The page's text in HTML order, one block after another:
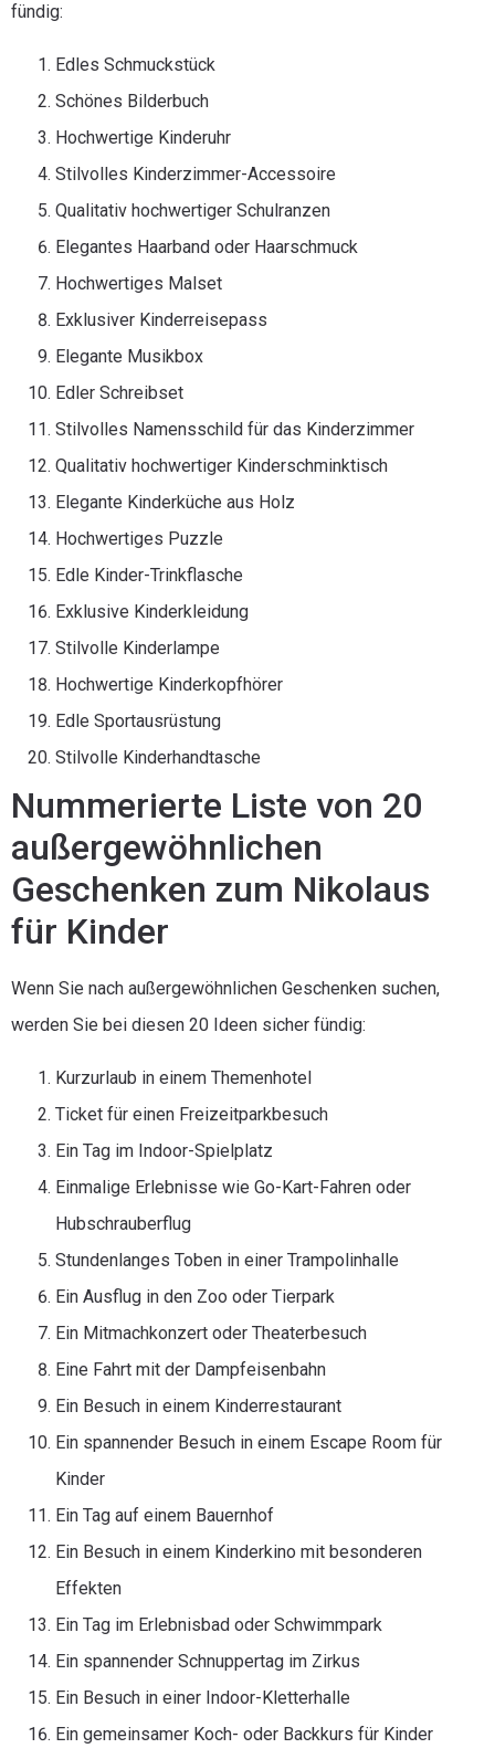
fündig:
Edles Schmuckstück
Schönes Bilderbuch
Hochwertige Kinderuhr
Stilvolles Kinderzimmer-Accessoire
Qualitativ hochwertiger Schulranzen
Elegantes Haarband oder Haarschmuck
Hochwertiges Malset
Exklusiver Kinderreisepass
Elegante Musikbox
Edler Schreibset
Stilvolles Namensschild für das Kinderzimmer
Qualitativ hochwertiger Kinderschminktisch
Elegante Kinderküche aus Holz
Hochwertiges Puzzle
Edle Kinder-Trinkflasche
Exklusive Kinderkleidung
Stilvolle Kinderlampe
Hochwertige Kinderkopfhörer
Edle Sportausrüstung
Stilvolle Kinderhandtasche
Nummerierte Liste von 20
außergewöhnlichen
Geschenken zum Nikolaus
für Kinder
Wenn Sie nach außergewöhnlichen Geschenken suchen,
werden Sie bei diesen 20 Ideen sicher fündig:
Kurzurlaub in einem Themenhotel
Ticket für einen Freizeitparkbesuch
Ein Tag im Indoor-Spielplatz
Einmalige Erlebnisse wie Go-Kart-Fahren oder
Hubschrauberflug
Stundenlanges Toben in einer Trampolinhalle
Ein Ausflug in den Zoo oder Tierpark
Ein Mitmachkonzert oder Theaterbesuch
Eine Fahrt mit der Dampfeisenbahn
Ein Besuch in einem Kinderrestaurant
Ein spannender Besuch in einem Escape Room für
Kinder
Ein Tag auf einem Bauernhof
Ein Besuch in einem Kinderkino mit besonderen
Effekten
Ein Tag im Erlebnisbad oder Schwimmpark
Ein spannender Schnuppertag im Zirkus
Ein Besuch in einer Indoor-Kletterhalle
Ein gemeinsamer Koch- oder Backkurs für Kinder